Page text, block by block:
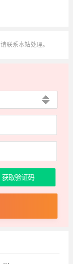
联系本站处理。